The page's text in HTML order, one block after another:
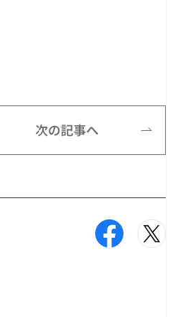
次の記事へ